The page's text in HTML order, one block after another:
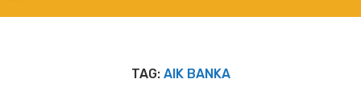
TAG: AIK BANKA